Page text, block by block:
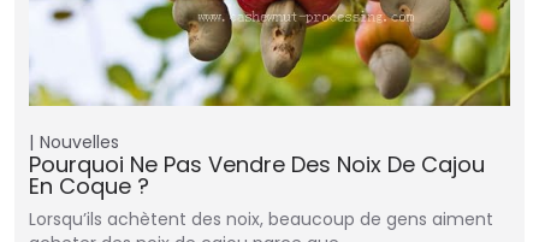
Nouvelles
Pourquoi Ne Pas Vendre Des Noix De Cajou
En Coque ?
Lorsqu’ils achètent des noix, beaucoup de gens aiment